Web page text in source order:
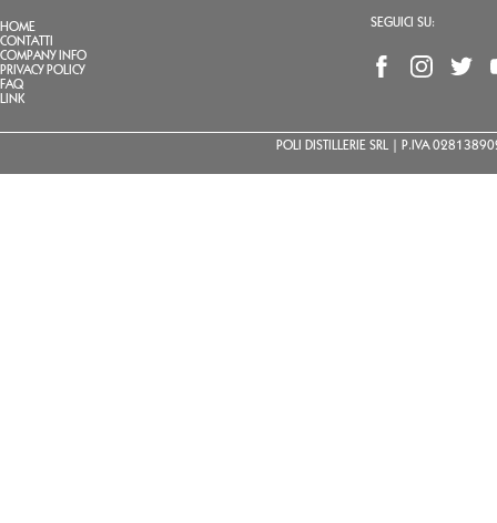
HOME
CONTATTI
COMPANY INFO
PRIVACY POLICY
FAQ
LINK
SEGUICI SU:
POLI DISTILLERIE SRL | P.IVA